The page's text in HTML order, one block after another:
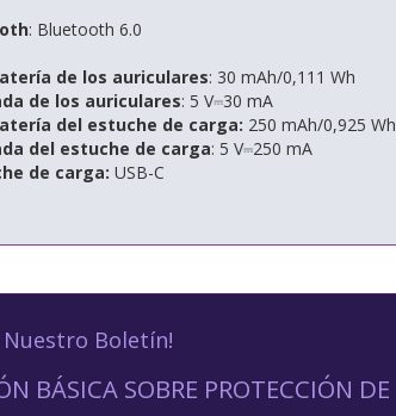
: Bluetooth 6.0
de los auriculares: 30 mAh/0,111 Wh
de los auriculares: 5 V⎓30 mA
del estuche de carga: 250 mAh/0,925 Wh
del estuche de carga: 5 V⎓250 mA
de carga: USB-C
Nuestro Boletín!
BÁSICA SOBRE PROTECCIÓN DE